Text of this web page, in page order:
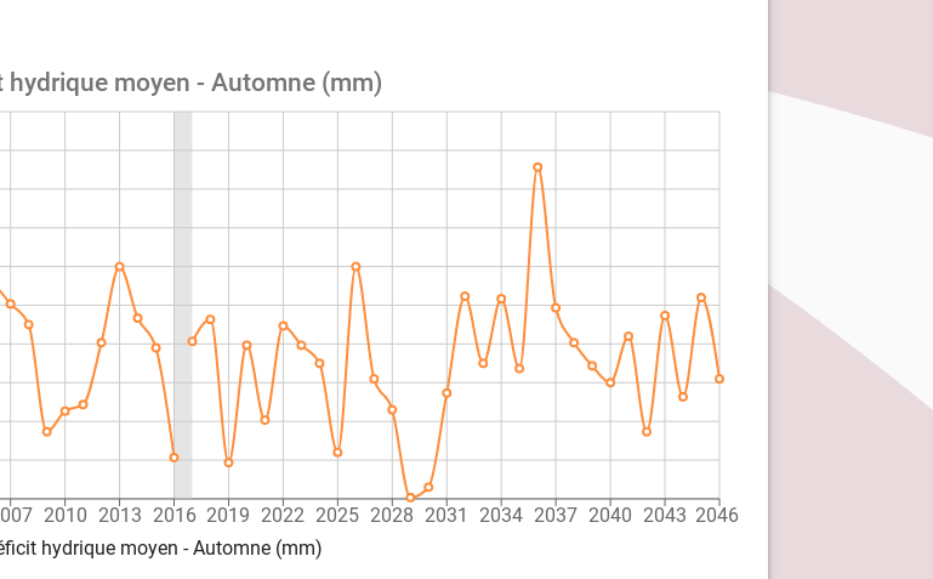
hydrique moyen - Automne (mm)
2010 2013 2016 2019 2022 2025 2028 2031 2034 2037 2040 2043 2046
hydrique moyen - Automne (mm)